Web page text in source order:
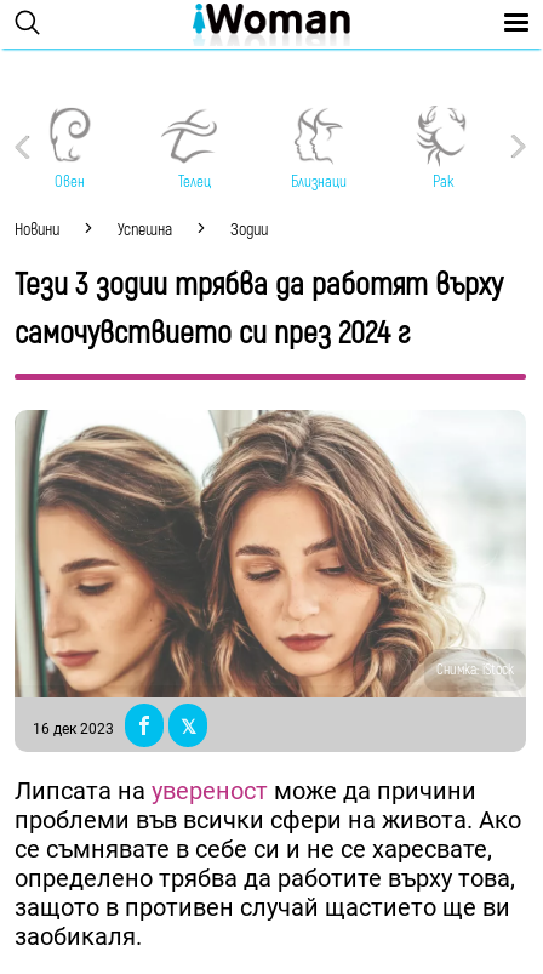
Овен Телец Близнаци Рак
Новини Успешна Зодии
Тези 3 зодии трябва да работят върху
самочувствието си през 2024 г
Снимка: iStock
16 дек 2023
Липсата на увереност може да причини
проблеми във всички сфери на живота. Ако
се съмнявате в себе си и не се харесвате,
определено трябва да работите върху това,
защото в противен случай щастието ще ви
заобикаля.